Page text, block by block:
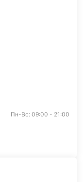
Пн-Вс: 09:00 - 21:00